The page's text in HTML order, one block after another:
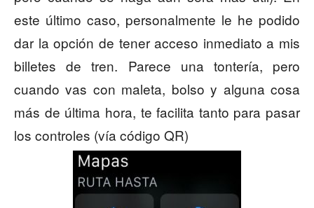
este último caso, personalmente le he podido
dar la opción de tener acceso inmediato a mis
billetes de tren. Parece una tontería, pero
cuando vas con maleta, bolso y alguna cosa
más de última hora, te facilita tanto para pasar
los controles (vía código QR)